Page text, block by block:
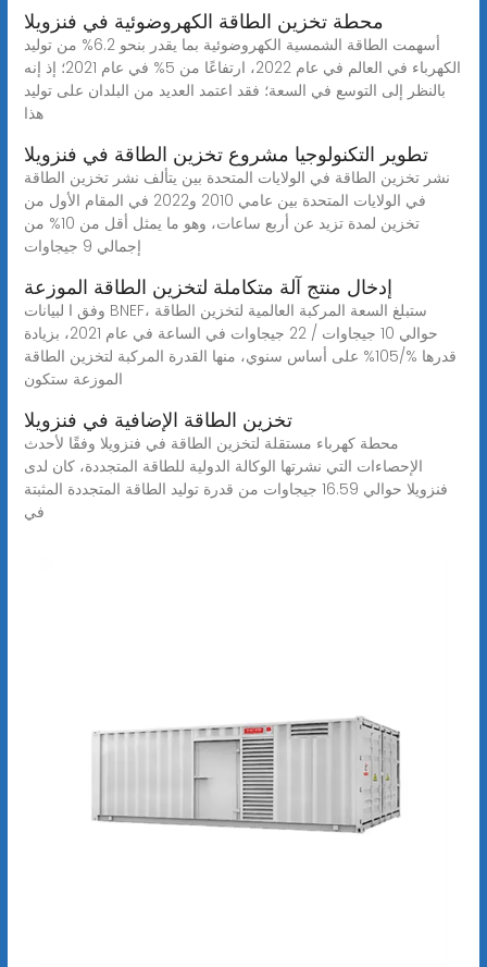
محطة تخزين الطاقة الكهروضوئية في فنزويلا
أسهمت الطاقة الشمسية الكهروضوئية بما يقدر بنحو 6.2% من توليد
الكهرباء في العالم في عام 2022، ارتفاعًا من 5% في عام 2021؛ إذ إنه
بالنظر إلى التوسع في السعة؛ فقد اعتمد العديد من البلدان على توليد
هذا
تطوير التكنولوجيا مشروع تخزين الطاقة في فنزويلا
نشر تخزين الطاقة في الولايات المتحدة بين يتألف نشر تخزين الطاقة
في الولايات المتحدة بين عامي 2010 و2022 في المقام الأول من
تخزين لمدة تزيد عن أربع ساعات، وهو ما يمثل أقل من 10% من
إجمالي 9 جيجاوات
إدخال منتج آلة متكاملة لتخزين الطاقة الموزعة
وفق ا لبيانات BNEF، ستبلغ السعة المركبة العالمية لتخزين الطاقة
حوالي 10 جيجاوات / 22 جيجاوات في الساعة في عام 2021، بزيادة
قدرها %/105% على أساس سنوي، منها القدرة المركبة لتخزين الطاقة
الموزعة ستكون
تخزين الطاقة الإضافية في فنزويلا
محطة كهرباء مستقلة لتخزين الطاقة في فنزويلا وفقًا لأحدث
الإحصاءات التي نشرتها الوكالة الدولية للطاقة المتجددة، كان لدى
فنزويلا حوالي 16.59 جيجاوات من قدرة توليد الطاقة المتجددة المثبتة
في